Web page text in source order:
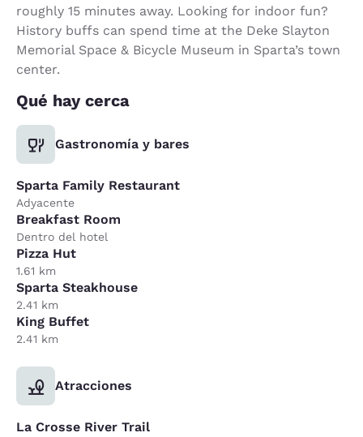
roughly 15 minutes away. Looking for indoor fun?
History buffs can spend time at the Deke Slayton
Memorial Space & Bicycle Museum in Sparta’s town
center.
Qué hay cerca
Gastronomía y bares
Sparta Family Restaurant
Adyacente
Breakfast Room
Dentro del hotel
Pizza Hut
1.61 km
Sparta Steakhouse
2.41 km
King Buffet
2.41 km
Atracciones
La Crosse River Trail